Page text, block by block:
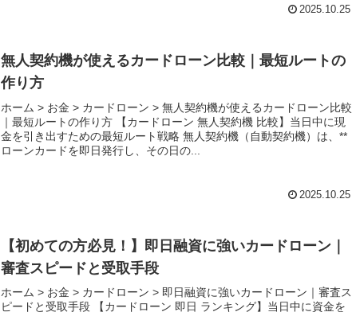
2025.10.25
無人契約機が使えるカードローン比較｜最短ルートの
作り方
ホーム > お金 > カードローン > 無人契約機が使えるカードローン比較
｜最短ルートの作り方 【カードローン 無人契約機 比較】当日中に現
金を引き出すための最短ルート戦略 無人契約機（自動契約機）は、**
ローンカードを即日発行し、その日の...
2025.10.25
【初めての方必見！】即日融資に強いカードローン｜
審査スピードと受取手段
ホーム > お金 > カードローン > 即日融資に強いカードローン｜審査ス
ピードと受取手段 【カードローン 即日 ランキング】当日中に資金を